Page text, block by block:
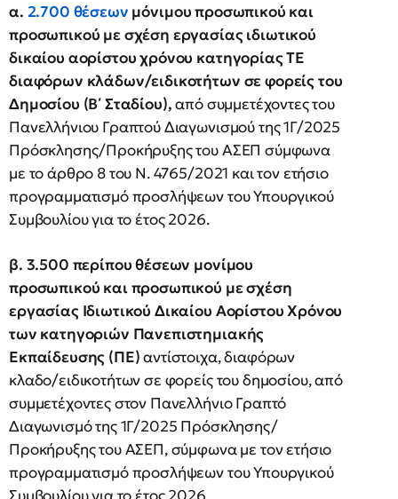
α. 2.700 θέσεων μόνιμου προσωπικού και
προσωπικού με σχέση εργασίας ιδιωτικού
δικαίου αορίστου χρόνου κατηγορίας ΤΕ
διαφόρων κλάδων/ειδικοτήτων σε φορείς του
Δημοσίου (Β΄ Σταδίου),από συμμετέχοντες του
Πανελλήνιου Γραπτού Διαγωνισμού της 1Γ/2025
Πρόσκλησης/Προκήρυξης του ΑΣΕΠ σύμφωνα
με το άρθρο 8 του Ν. 4765/2021 και τον ετήσιο
προγραμματισμό προσλήψεων του Υπουργικού
Συμβουλίου για το έτος 2026.
β. 3.500 περίπου θέσεων μονίμου
προσωπικού και προσωπικού με σχέση
εργασίας Ιδιωτικού Δικαίου Αορίστου Χρόνου
των κατηγοριών Πανεπιστημιακής
Εκπαίδευσης (ΠΕ)αντίστοιχα, διαφόρων
κλαδο/ειδικοτήτων σε φορείς του δημοσίου, από
συμμετέχοντες στον Πανελλήνιο Γραπτό
Διαγωνισμό της 1Γ/2025 Πρόσκλησης/
Προκήρυξης του ΑΣΕΠ, σύμφωνα με τον ετήσιο
προγραμματισμό προσλήψεων του Υπουργικού